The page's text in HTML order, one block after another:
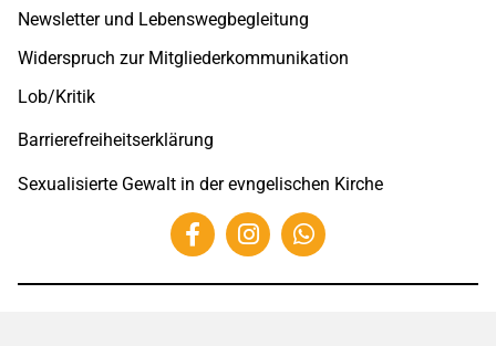
Newsletter und Lebenswegbegleitung
Widerspruch zur Mitgliederkommunikation
Lob/Kritik
Barrierefreiheitserklärung
Sexualisierte Gewalt in der evngelischen Kirche